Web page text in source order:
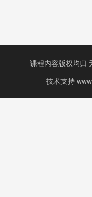
课程内容版权均归
技术支持